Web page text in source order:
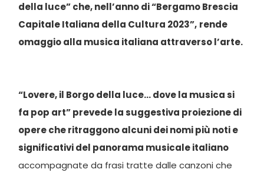
della luce” che, nell’anno di “Bergamo Brescia
Capitale Italiana della Cultura 2023”, rende
omaggio alla musica italiana attraverso l’arte.
“Lovere, il Borgo della luce… dove la musica si
fa pop art”prevede la suggestiva proiezione di
opere che ritraggono alcuni dei nomi più noti e
significativi del panorama musicale italiano
accompagnate da frasi tratte dalle canzoni che